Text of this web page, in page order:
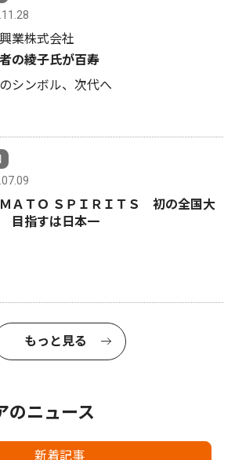
業株式会社
の綾子氏が百寿
シンボル、次代へ
ＡＴＯ ＳＰＩＲＩＴＳ 初の全国大
目指すは日本一
もっと見る
のニュース
新着記事